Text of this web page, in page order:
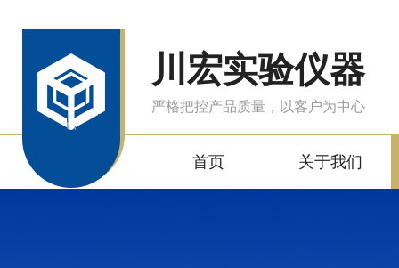
川宏实验仪器
严格把控产品质量，以客户为中心
首页 关于我们